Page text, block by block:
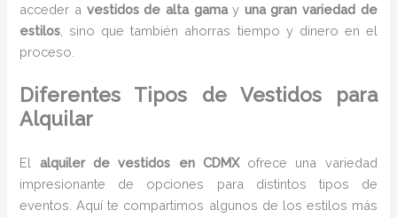
acceder a vestidos de alta gamay una gran variedad de
estilos, sino que también ahorras tiempo y dinero en el
proceso.
Diferentes Tipos de Vestidos para
Alquilar
El alquiler de vestidos en CDMXofrece una variedad
impresionante de opciones para distintos tipos de
eventos. Aquí te compartimos algunos de los estilos más